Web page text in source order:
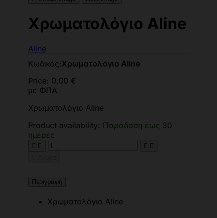
Χρωματολόγιο Aline
Aline
Κωδικός: Χρωματολόγιο Aline
Price: 0,00 €
με ΦΠΑ
Χρωματολόγιο Aline
Product availability: Παράδοση έως 30
ημέρες
   
Περιγραφή
Χρωματολόγιο Aline